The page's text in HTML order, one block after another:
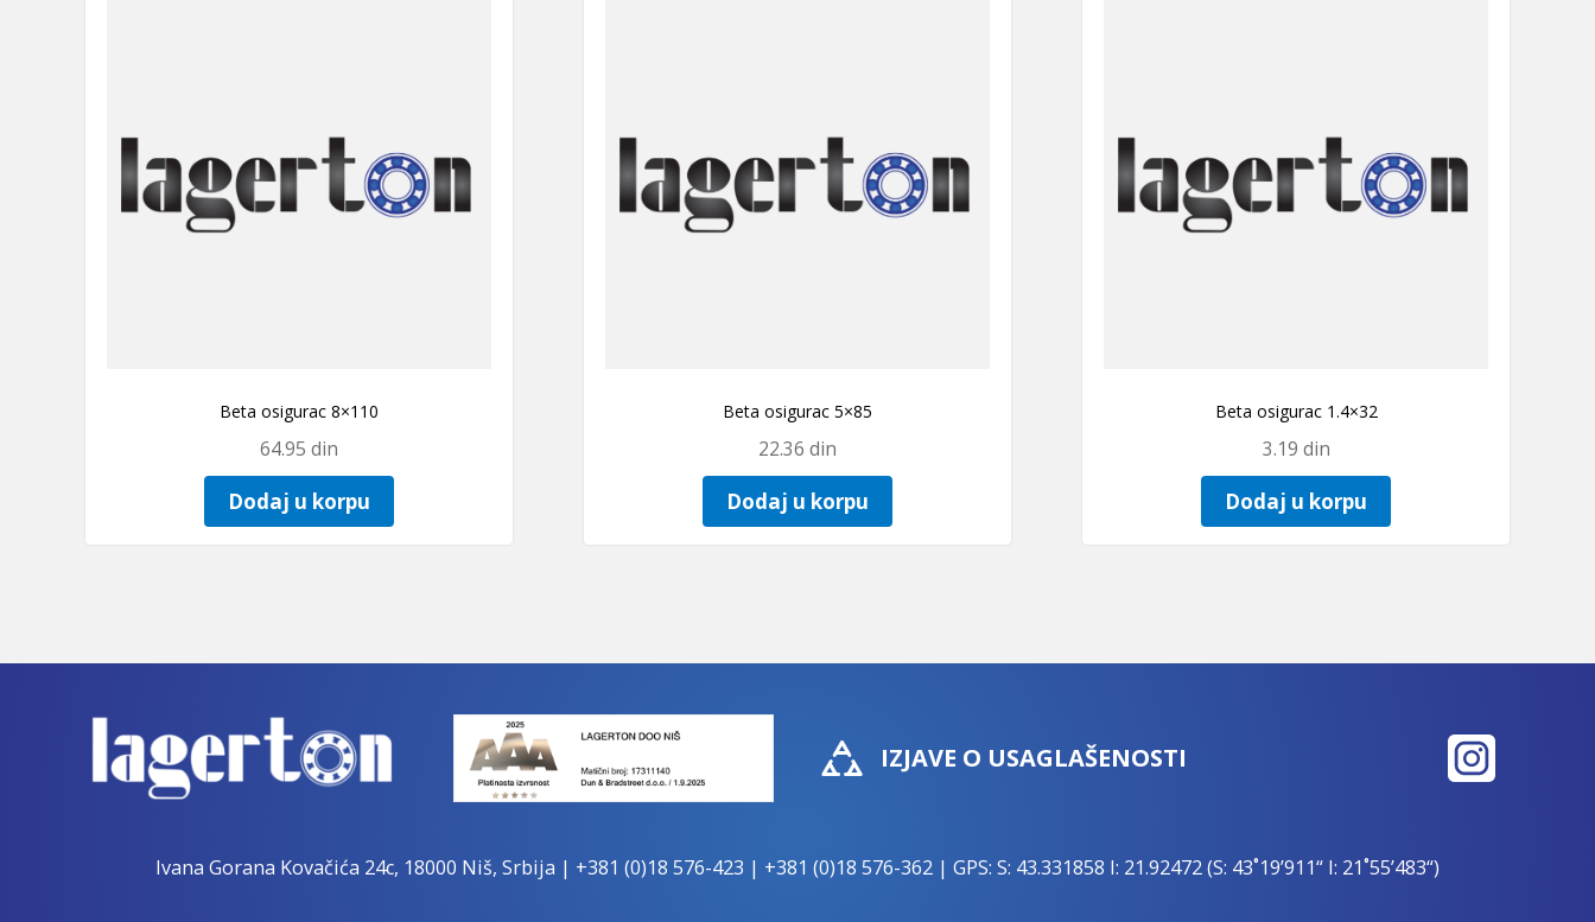
Beta osigurac 8×110
64.95 din
Dodaj u korpu
Beta osigurac 5×85
22.36 din
Dodaj u korpu
Beta osigurac 1.4×32
3.19 din
Dodaj u korpu
IZJAVE O USAGLAŠENOSTI
Ivana Gorana Kovačića 24c, 18000 Niš, Srbija | +381 (0)18 576-423 | +381 (0)18 576-362 | GPS: S: 43.331858 I: 21.92472 (S: 43˚19’911“ I: 21˚55’483“)